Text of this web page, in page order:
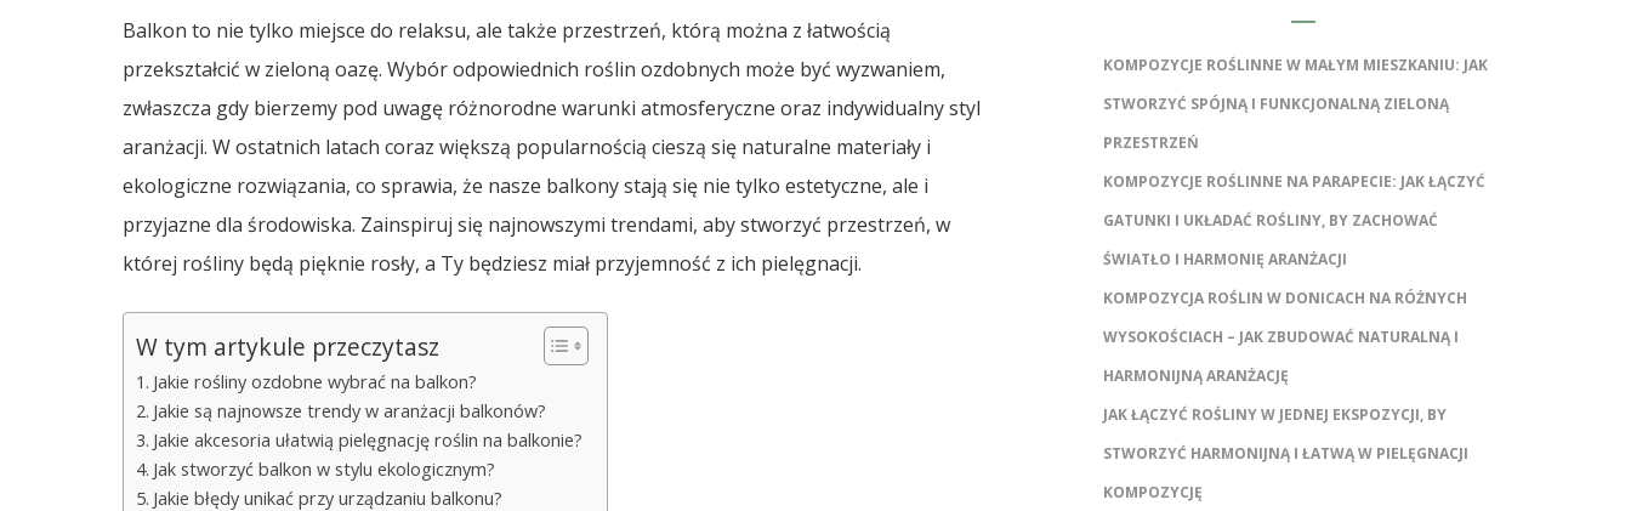
Balkon to nie tylko miejsce do relaksu, ale także przestrzeń, którą można z łatwością
przekształcić w zieloną oazę. Wybór odpowiednich roślin ozdobnych może być wyzwaniem,
zwłaszcza gdy bierzemy pod uwagę różnorodne warunki atmosferyczne oraz indywidualny styl
aranżacji. W ostatnich latach coraz większą popularnością cieszą się naturalne materiały i
ekologiczne rozwiązania, co sprawia, że nasze balkony stają się nie tylko estetyczne, ale i
przyjazne dla środowiska. Zainspiruj się najnowszymi trendami, aby stworzyć przestrzeń, w
której rośliny będą pięknie rosły, a Ty będziesz miał przyjemność z ich pielęgnacji.
W tym artykule przeczytasz
Jakie rośliny ozdobne wybrać na balkon?
Jakie są najnowsze trendy w aranżacji balkonów?
Jakie akcesoria ułatwią pielęgnację roślin na balkonie?
Jak stworzyć balkon w stylu ekologicznym?
Jakie błędy unikać przy urządzaniu balkonu?
KOMPOZYCJE ROŚLINNE W MAŁYM MIESZKANIU: JAK
STWORZYĆ SPÓJNĄ I FUNKCJONALNĄ ZIELONĄ
PRZESTRZEŃ
KOMPOZYCJE ROŚLINNE NA PARAPECIE: JAK ŁĄCZYĆ
GATUNKI I UKŁADAĆ ROŚLINY, BY ZACHOWAĆ
ŚWIATŁO I HARMONIĘ ARANŻACJI
KOMPOZYCJA ROŚLIN W DONICACH NA RÓŻNYCH
WYSOKOŚCIACH – JAK ZBUDOWAĆ NATURALNĄ I
HARMONIJNĄ ARANŻACJĘ
JAK ŁĄCZYĆ ROŚLINY W JEDNEJ EKSPOZYCJI, BY
STWORZYĆ HARMONIJNĄ I ŁATWĄ W PIELĘGNACJI
KOMPOZYCJĘ